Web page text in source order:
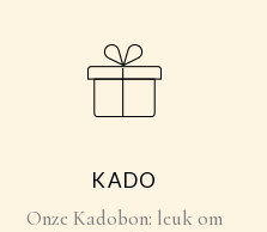
KADO
Onze Kadobon: leuk om